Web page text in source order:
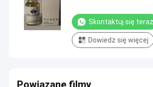
Skontaktuj się teraz
Dowiedz się więcej
Powiązane filmy